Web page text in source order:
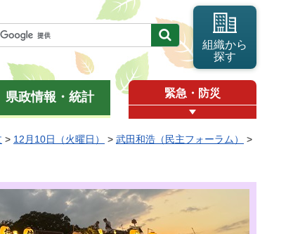
組織から
探す
県政情報・統計 緊急・防災
> 12月10日（火曜日） > 武田和浩（民主フォーラム）
>